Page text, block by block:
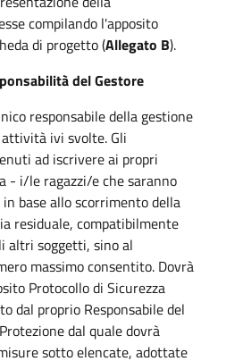
compilando l'apposito
di progetto (Allegato B).
del Gestore
responsabile della gestione
ivi svolte. Gli
ad iscrivere ai propri
- i/le ragazzi/e che saranno
base allo scorrimento della
residuale, compatibilmente
altri soggetti, sino al
massimo consentito. Dovrà
Protocollo di Sicurezza
dal proprio Responsabile del
dal quale dovrà
sotto elencate, adottate